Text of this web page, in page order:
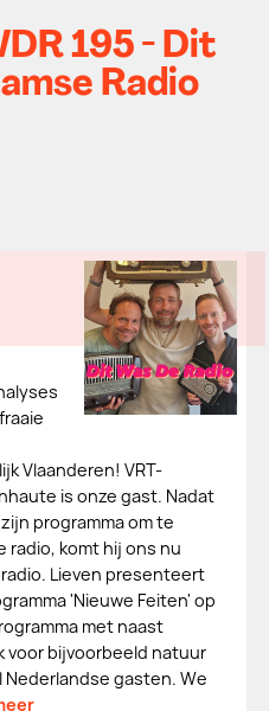
195 - Dit
Radio
Vlaanderen! VRT-
is onze gast. Nadat
programma om te
radio, komt hij ons nu
Lieven presenteert
'Nieuwe Feiten' op
met naast
voor bijvoorbeeld natuur
gasten. We